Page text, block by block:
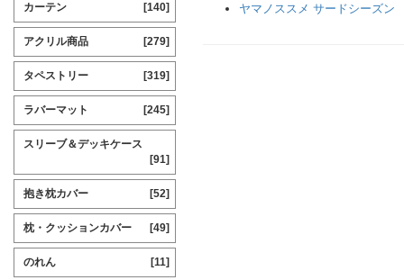
ヤマノススメ サードシーズン
カーテン [140]
アクリル商品 [279]
タペストリー [319]
ラバーマット [245]
スリーブ＆デッキケース
[91]
抱き枕カバー [52]
枕・クッションカバー [49]
のれん [11]